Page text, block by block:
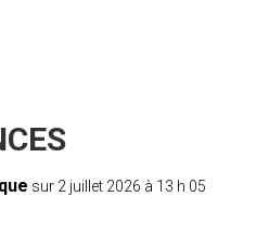
sur 2 juillet 2026 à 13 h 05